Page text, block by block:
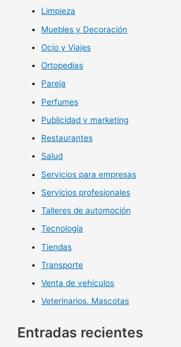
Limpieza
Muebles y Decoración
Ocio y Viajes
Ortopedias
Pareja
Perfumes
Publicidad y marketing
Restaurantes
Salud
Servicios para empresas
Servicios profesionales
Talleres de automoción
Tecnología
Tiendas
Transporte
Venta de vehículos
Veterinarios. Mascotas
Entradas recientes